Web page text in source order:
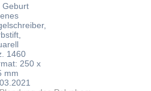
Geburt
1460
250 x
mm